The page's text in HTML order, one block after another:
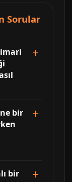
Sorular
bir
bir